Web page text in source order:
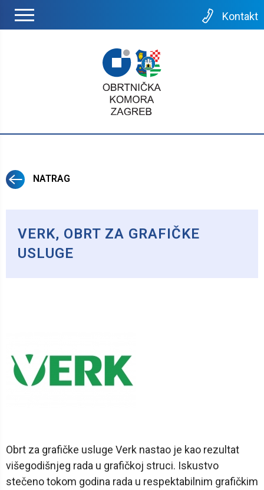
Kontakt
NATRAG
VERK, OBRT ZA GRAFIČKE
USLUGE
Obrt za grafičke usluge Verk nastao je kao rezultat
višegodišnjeg rada u grafičkoj struci. Iskustvo
stečeno tokom godina rada u respektabilnim grafičkim